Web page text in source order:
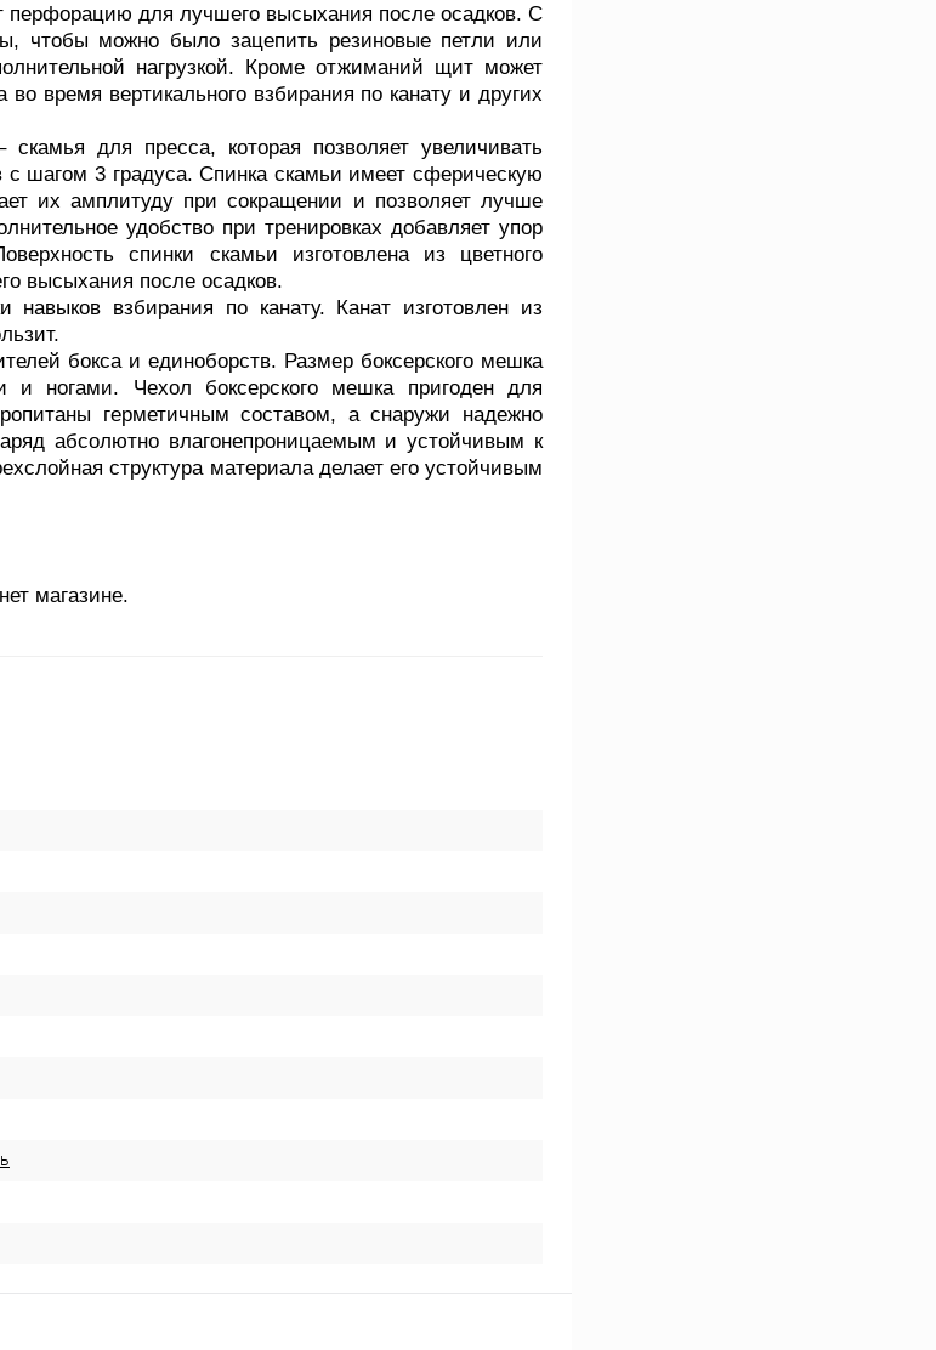
перфорацию для лучшего высыхания после осадков. С
чтобы можно было зацепить резиновые петли или
нагрузкой. Кроме отжиманий щит может
время вертикального взбирания по канату и других
для пресса, которая позволяет увеличивать
с шагом 3 градуса. Спинка скамьи имеет сферическую
их амплитуду при сокращении и позволяет лучше
удобство при тренировках добавляет упор
спинки скамьи изготовлена из цветного
высыхания после осадков.
навыков взбирания по канату. Канат изготовлен из
бокса и единоборств. Размер боксерского мешка
и ногами. Чехол боксерского мешка пригоден для
герметичным составом, а снаружи надежно
абсолютно влагонепроницаемым и устойчивым к
структура материала делает его устойчивым
магазине.